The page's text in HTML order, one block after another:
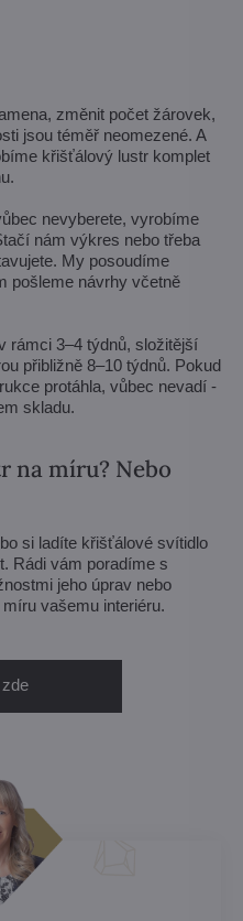
změnit počet žárovek,
jsou téměř neomezené. A
křišťálový lustr komplet
nevyberete, vyrobíme
nám výkres nebo třeba
My posoudíme
pošleme návrhy včetně
rámci 3–4 týdnů, složitější
přibližně 8–10 týdnů. Pokud
protáhla, vůbec nevadí -
skladu.
na míru? Nebo
si ladíte křišťálové svítidlo
Rádi vám poradíme s
jeho úprav nebo
vašemu interiéru.